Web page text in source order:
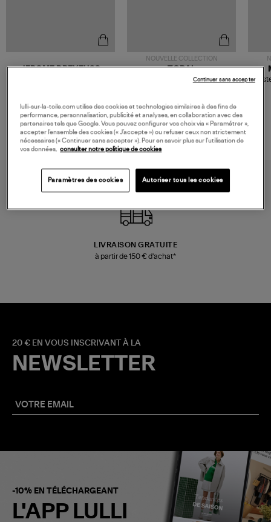
JEROME DREYFUSS
NOUVELLE COLLECTION
TORAL
Mocassins Killian Sport
LIVRAISON GRATUITE
à partir de 150 € d'achat*
20 € EN VOUS INSCRIVANT À LA
NEWSLETTER
-10% EN TÉLÉCHARGEANT
L'APP LULLI
lulli-sur-la-toile.com utilise des cookies et technologies similaires à des fins de
performance, personnalisation, publicité et analyses, en collaboration avec des
partenaires tels que Google. Vous pouvez configurer vos choix via « Paramétrer »,
accepter l’ensemble des cookies (« J’accepte ») ou refuser ceux non strictement
nécessaires (« Continuer sans accepter »). Pour en savoir plus sur l’utilisation de
vos données, consulter notre politique de cookies
Paramètres des cookies Autoriser tous les cookies
Continuer sans accepter